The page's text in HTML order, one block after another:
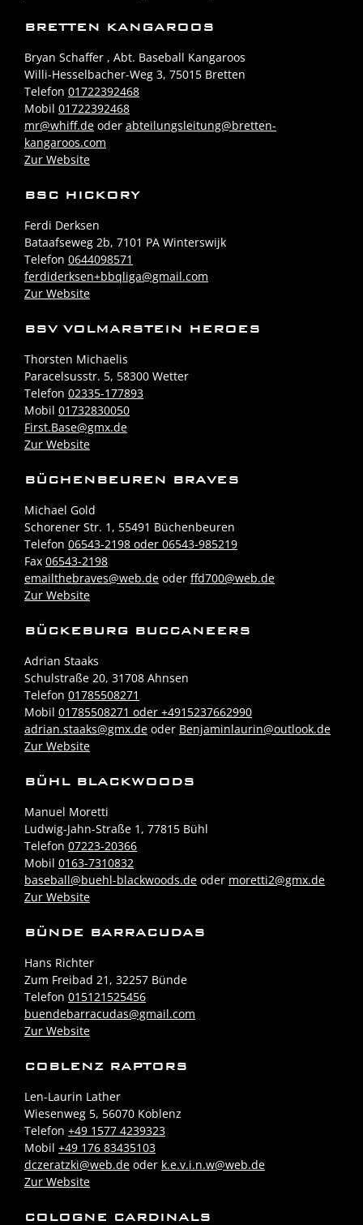
BRETTEN KANGAROOS
Bryan Schaffer , Abt. Baseball Kangaroos
Willi-Hesselbacher-Weg 3, 75015 Bretten
Telefon 01722392468
Mobil 01722392468
mr@whiff.de oder abteilungsleitung@bretten-
kangaroos.com
Zur Website
BSC HICKORY
Ferdi Derksen
Bataafseweg 2b, 7101 PA Winterswijk
Telefon 0644098571
ferdiderksen+bbqliga@gmail.com
Zur Website
BSV VOLMARSTEIN HEROES
Thorsten Michaelis
Paracelsusstr. 5, 58300 Wetter
Telefon 02335-177893
Mobil 01732830050
First.Base@gmx.de
Zur Website
BÜCHENBEUREN BRAVES
Michael Gold
Schorener Str. 1, 55491 Büchenbeuren
Telefon 06543-2198 oder 06543-985219
Fax 06543-2198
emailthebraves@web.de oder ffd700@web.de
Zur Website
BÜCKEBURG BUCCANEERS
Adrian Staaks
Schulstraße 20, 31708 Ahnsen
Telefon 01785508271
Mobil 01785508271 oder +4915237662990
adrian.staaks@gmx.de oder Benjaminlaurin@outlook.de
Zur Website
BÜHL BLACKWOODS
Manuel Moretti
Ludwig-Jahn-Straße 1, 77815 Bühl
Telefon 07223-20366
Mobil 0163-7310832
baseball@buehl-blackwoods.de oder moretti2@gmx.de
Zur Website
BÜNDE BARRACUDAS
Hans Richter
Zum Freibad 21, 32257 Bünde
Telefon 015121525456
buendebarracudas@gmail.com
Zur Website
COBLENZ RAPTORS
Len-Laurin Lather
Wiesenweg 5, 56070 Koblenz
Telefon +49 1577 4239323
Mobil +49 176 83435103
dczeratzki@web.de oder k.e.v.i.n.w@web.de
Zur Website
COLOGNE CARDINALS